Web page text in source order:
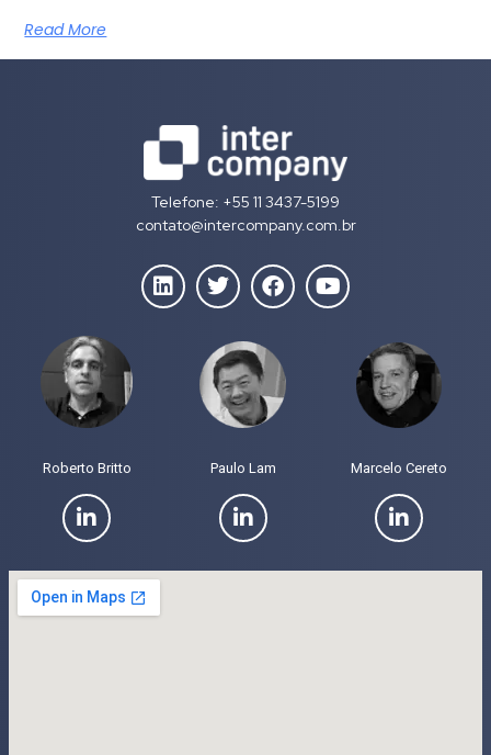
Read More
Telefone: +55 11 3437-5199
contato@intercompany.com.br
Roberto Britto Paulo Lam Marcelo Cereto